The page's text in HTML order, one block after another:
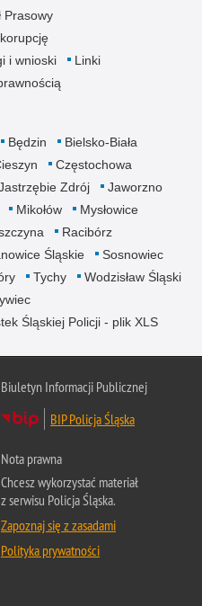
Prasowy
i wnioski
Linki
Będzin
Bielsko-Biała
Częstochowa
Zdrój
Jaworzno
Mikołów
Mysłowice
Racibórz
Śląskie
Sosnowiec
Tychy
Wodzisław Śląski
Śląskiej Policji - plik XLS
Biuletyn Informacji Publicznej
BIP Policja Śląska
Nota prawna
Chcesz wykorzystać materiał
z serwisu Policja Śląska.
Zapoznaj się z zasadami
Polityka prywatności